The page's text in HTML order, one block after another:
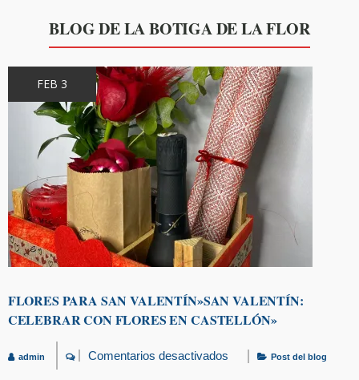
BLOG DE LA BOTIGA DE LA FLOR
FEB 3
FLORES PARA SAN VALENTÍN»SAN VALENTÍN:
CELEBRAR CON FLORES EN CASTELLÓN»
admin Comentarios desactivados Post del blog